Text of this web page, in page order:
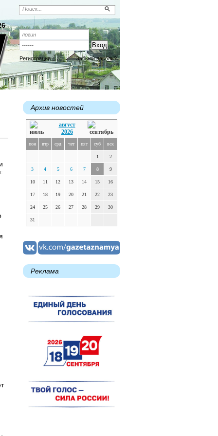
Регистрация Забыли пароль?
Архив новостей
август
2026
пон втр срд чет пят суб вск
1 2
3 4 5 6 7 8 9
10 11 12 13 14 15 16
17 18 19 20 21 22 23
24 25 26 27 28 29 30
31
Реклама